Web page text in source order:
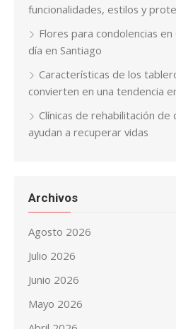
funcionalidades, estilos y
Flores para condolencias
día en Santiago
Características de los
convierten en una tendencia
Clínicas de rehabilitación de
ayudan a recuperar vidas
Archivos
Agosto 2026
Julio 2026
Junio 2026
Mayo 2026